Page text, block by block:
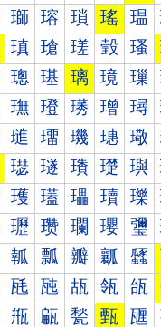
瑡 瑢 瑣 瑤 瑥
瑱 瑲 瑳 瑴 瑵
璁 璂 璃 璄 璅
璑 璒 璓 璔 璕
璡 璢 璣 璤 璥
璱 璲 璳 璴 璵
瓁 瓂 瓃 瓄 瓅
瓑 瓒 瓓 瓔 瓕
瓡 瓢 瓣 瓤 瓥
瓱 瓲 瓳 瓴 瓵
甁 甂 甃 甄 甅